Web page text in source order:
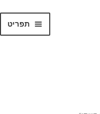
תפריט